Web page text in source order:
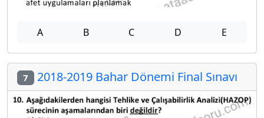
A B C D E
7 2018-2019 Bahar Dönemi Final Sınavı